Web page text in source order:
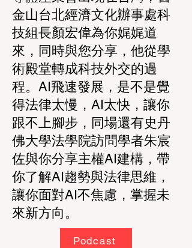
金山台北經濟文化辦事處科
技組長顏宏偉為你娓娓道
來，同時與您分享，他從學
術殿堂轉成科技外交的過
程。AI飛速發展，是不是覺
得法律太慢，AI太快，讓你
跟不上腳步，同場還有史丹
佛大學法學院訪問學者朱宸
佐與你分享主權AI建構，帶
你了解AI趨勢與法律思維，
讓你面對AI不焦慮，掌握未
來新方向。
Podcast